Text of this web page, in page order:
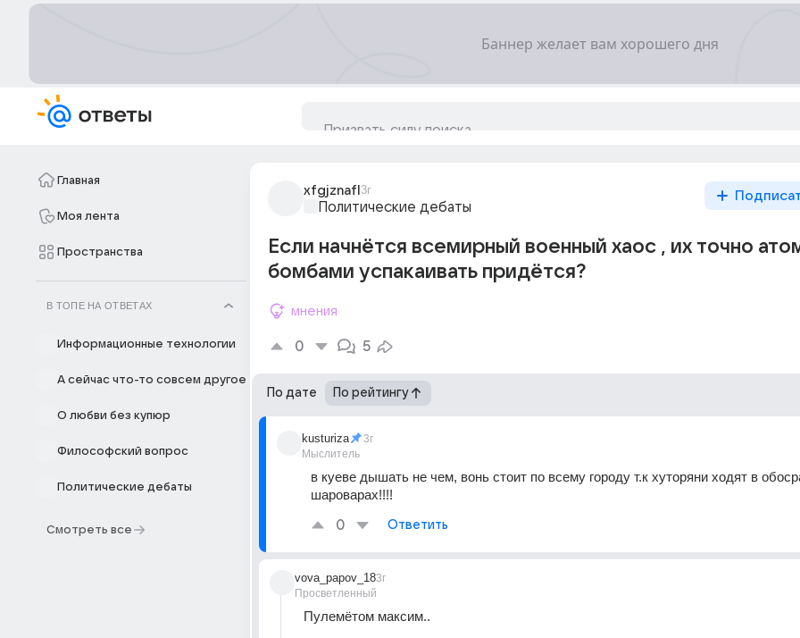
Главная
Моя лента
Пространства
В ТОПЕ НА ОТВЕТАХ
Информационные технологии
А сейчас что-то совсем другое
О любви без купюр
Философский вопрос
Политические дебаты
Смотреть все
xfgjznafl 3г
Политические дебаты
Если начнётся всемирный военный хаос , их точно
бомбами успакаивать придётся?
мнения
0 5
По дате По рейтингу
kusturiza
Мыслитель
3г
в куеве дышать не чем, вонь стоит по всему городу т.к хуторяни ходят в
шароварах!!!!
0 Ответить
vova_papov_18
Просветленный
3г
Пулемётом максим..